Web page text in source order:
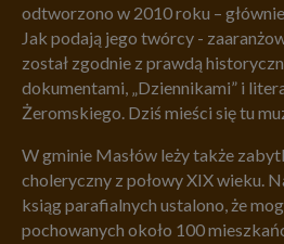
odtworzono w 2010 roku –
Jak podają jego twórcy -
został zgodnie z prawdą
dokumentami, „Dziennikami” i
Żeromskiego. Dziś mieści się tu
W gminie Masłów leży także
choleryczny z połowy XIX wieku.
ksiąg parafialnych ustalono, że
pochowanych około 100